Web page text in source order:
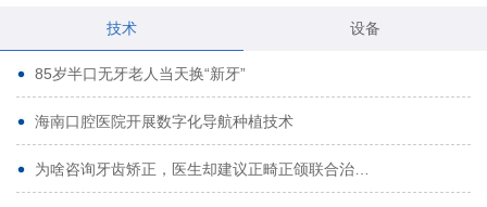
黄启龙
代艳虹 林芳诚
曹香林 姜炳华
姚宗将 梁春晓
技术 设备
85岁半口无牙老人当天换“新牙”
海南口腔医院开展数字化导航种植技术
为啥咨询牙齿矫正，医生却建议正畸正颌联合治…